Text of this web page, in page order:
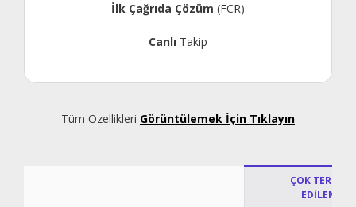
İlk Çağrıda Çözüm (FCR)
Canlı Takip
Tüm Özellikleri Görüntülemek İçin Tıklayın
ÇOK TERCİH
EDİLEN